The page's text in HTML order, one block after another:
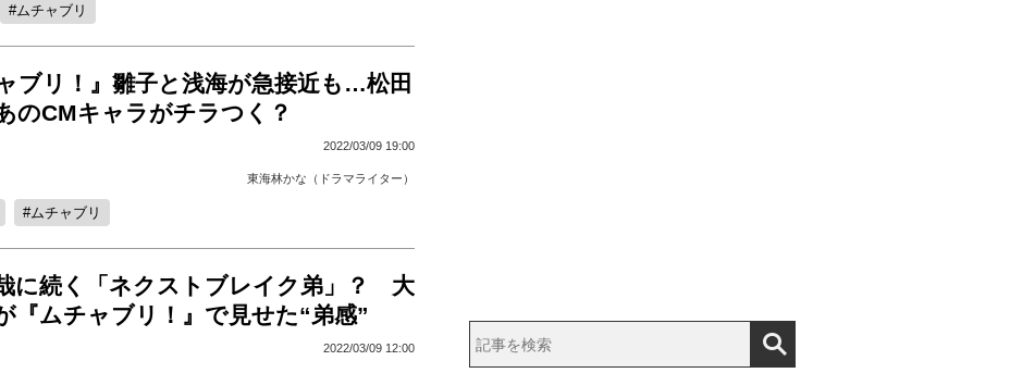
ムチャブリ
ブリ！』雛子と浅海が急接近も…松田
のCMキャラがチラつく？
2022/03/09 19:00
東海林かな（ドラマライター）
ムチャブリ
に続く「ネクストブレイク弟」？ 大
『ムチャブリ！』で見せた“弟感”
2022/03/09 12:00